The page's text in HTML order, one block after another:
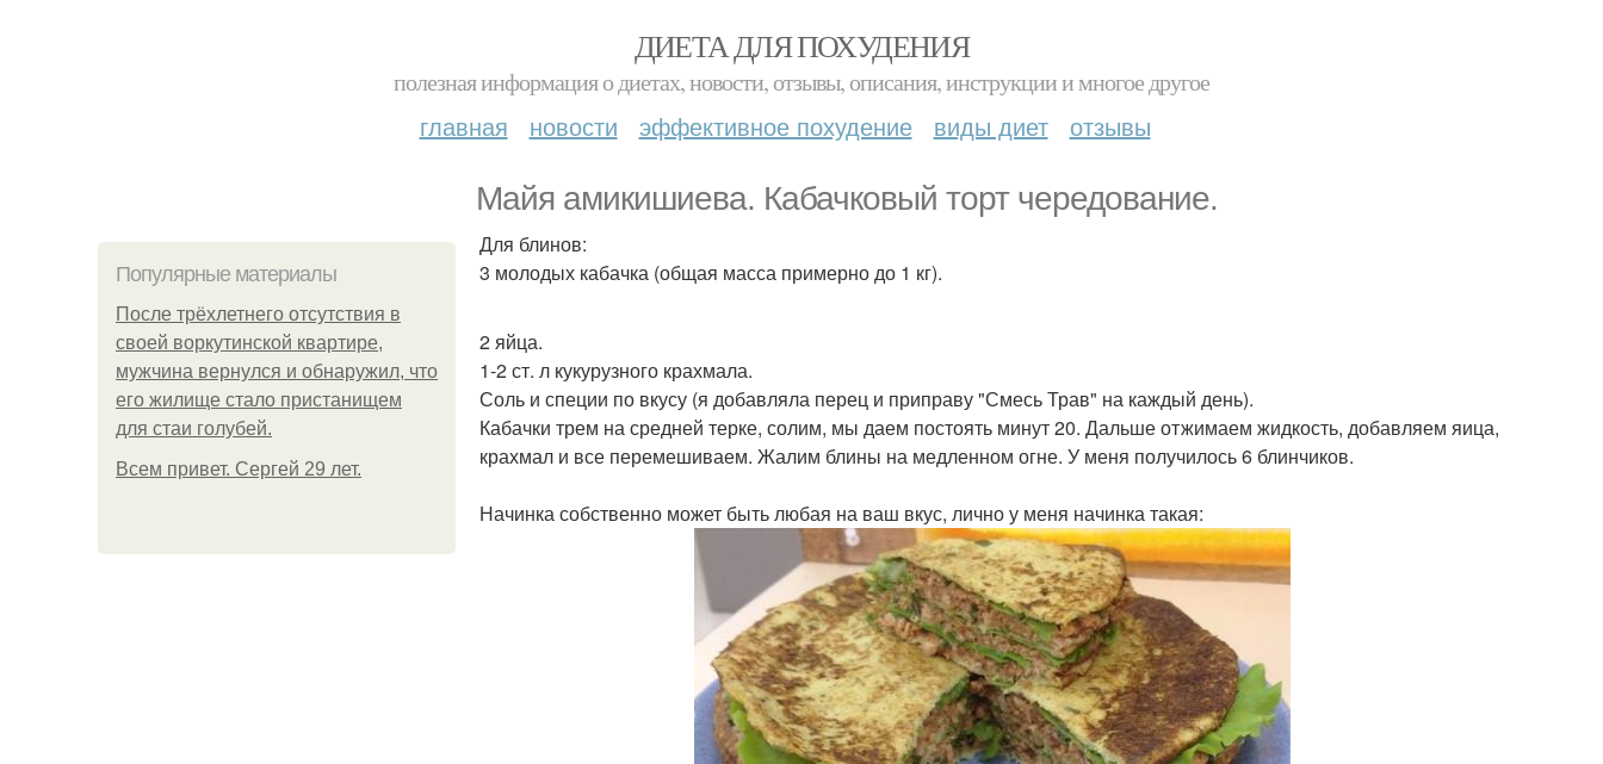
ДИЕТА ДЛЯ ПОХУДЕНИЯ
полезная информация о диетах, новости, отзывы, описания, инструкции и многое другое
главная новости эффективное похудение виды диет отзывы
Майя амикишиева. Кабачковый торт чередование.
Популярные материалы
После трёхлетнего отсутствия в
своей воркутинской квартире,
мужчина вернулся и обнаружил, что
его жилище стало пристанищем
для стаи голубей.
Всем привет. Сергей 29 лет.
Для блинов:
3 молодых кабачка (общая масса примерно до 1 кг).
2 яйца.
1-2 ст. л кукурузного крахмала.
Соль и специи по вкусу (я добавляла перец и приправу "Смесь Трав" на каждый день).
Кабачки трем на средней терке, солим, мы даем постоять минут 20. Дальше отжимаем жидкость, добавляем яица,
крахмал и все перемешиваем. Жалим блины на медленном огне. У меня получилось 6 блинчиков.
Начинка собственно может быть любая на ваш вкус, лично у меня начинка такая: